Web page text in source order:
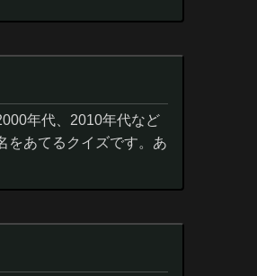
年代、2010年代など
をあてるクイズです。あ